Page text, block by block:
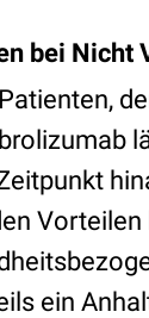
bei Nicht
ein